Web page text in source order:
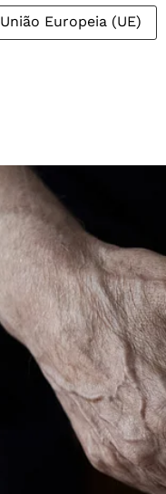
União Europeia (UE)